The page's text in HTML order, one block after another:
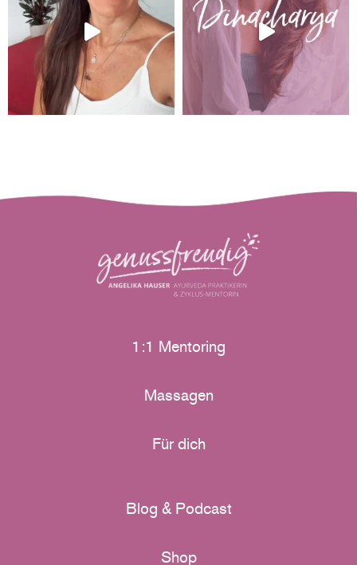
1:1 Mentoring
Massagen
Für dich
Blog & Podcast
Shop